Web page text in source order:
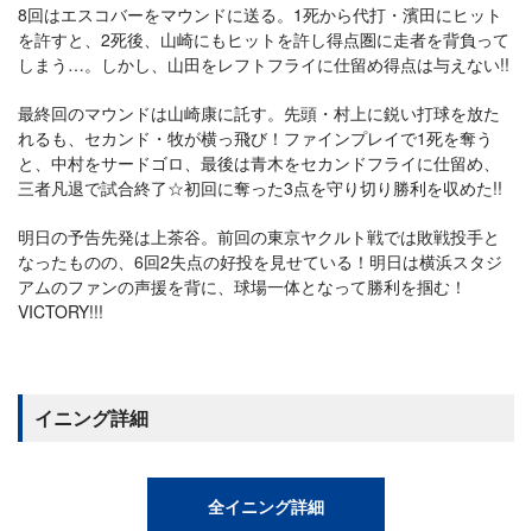
8回はエスコバーをマウンドに送る。1死から代打・濱田にヒット
を許すと、2死後、山崎にもヒットを許し得点圏に走者を背負って
しまう…。しかし、山田をレフトフライに仕留め得点は与えない!!
最終回のマウンドは山崎康に託す。先頭・村上に鋭い打球を放た
れるも、セカンド・牧が横っ飛び！ファインプレイで1死を奪う
と、中村をサードゴロ、最後は青木をセカンドフライに仕留め、
三者凡退で試合終了☆初回に奪った3点を守り切り勝利を収めた!!
明日の予告先発は上茶谷。前回の東京ヤクルト戦では敗戦投手と
なったものの、6回2失点の好投を見せている！明日は横浜スタジ
アムのファンの声援を背に、球場一体となって勝利を掴む！
VICTORY!!!
イニング詳細
全イニング詳細